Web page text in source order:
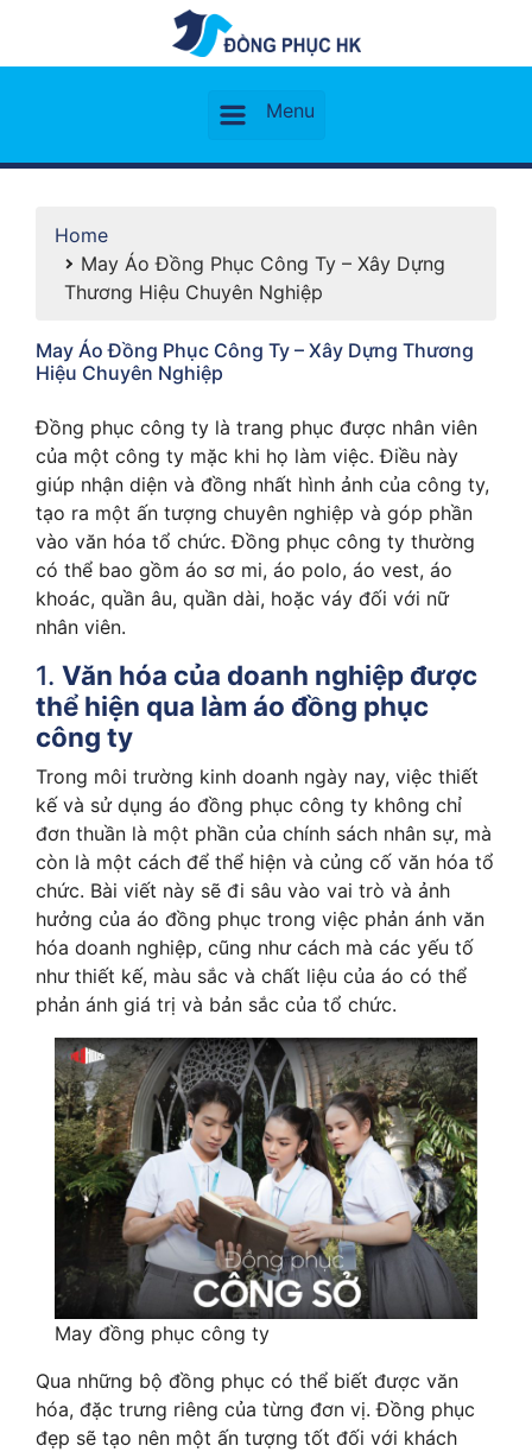
Home
May Áo Đồng Phục Công Ty – Xây Dựng
Thương Hiệu Chuyên Nghiệp
May Áo Đồng Phục Công Ty – Xây Dựng Thương
Hiệu Chuyên Nghiệp
Đồng phục công ty là trang phục được nhân viên
của một công ty mặc khi họ làm việc. Điều này
giúp nhận diện và đồng nhất hình ảnh của công ty,
tạo ra một ấn tượng chuyên nghiệp và góp phần
vào văn hóa tổ chức. Đồng phục công ty thường
có thể bao gồm áo sơ mi, áo polo, áo vest, áo
khoác, quần âu, quần dài, hoặc váy đối với nữ
nhân viên.
1. Văn hóa của doanh nghiệp được
thể hiện qua làm áo đồng phục
công ty
Trong môi trường kinh doanh ngày nay, việc thiết
kế và sử dụng áo đồng phục công ty không chỉ
đơn thuần là một phần của chính sách nhân sự, mà
còn là một cách để thể hiện và củng cố văn hóa tổ
chức. Bài viết này sẽ đi sâu vào vai trò và ảnh
hưởng của áo đồng phục trong việc phản ánh văn
hóa doanh nghiệp, cũng như cách mà các yếu tố
như thiết kế, màu sắc và chất liệu của áo có thể
phản ánh giá trị và bản sắc của tổ chức.
May đồng phục công ty
Qua những bộ đồng phục có thể biết được văn
hóa, đặc trưng riêng của từng đơn vị. Đồng phục
đẹp sẽ tạo nên một ấn tượng tốt đối với khách